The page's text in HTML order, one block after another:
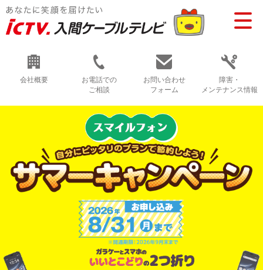
会社概要
お電話での
ご相談
お問い合わせ
フォーム
障害・
メンテナンス情報